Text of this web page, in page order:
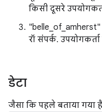
किसी दूसरे
रॉ संपर्क.
डेटा
जैसा कि पहले बताया गया